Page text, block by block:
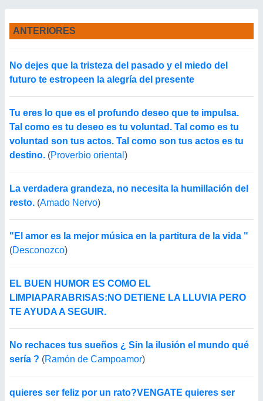
ANTERIORES
No dejes que la tristeza del pasado y el miedo del
futuro te estropeen la alegría del presente
Tu eres lo que es el profundo deseo que te impulsa.
Tal como es tu deseo es tu voluntad. Tal como es tu
voluntad son tus actos. Tal como son tus actos es tu
destino. (Proverbio oriental )
La verdadera grandeza, no necesita la humillación del
resto. (Amado Nervo)
"El amor es la mejor música en la partitura de la vida "
(Desconozco)
EL BUEN HUMOR ES COMO EL
LIMPIAPARABRISAS:NO DETIENE LA LLUVIA PERO
TE AYUDA A SEGUIR.
No rechaces tus sueños ¿ Sin la ilusión el mundo qué
sería ? (Ramón de Campoamor)
quieres ser feliz por un rato?VENGATE quieres ser